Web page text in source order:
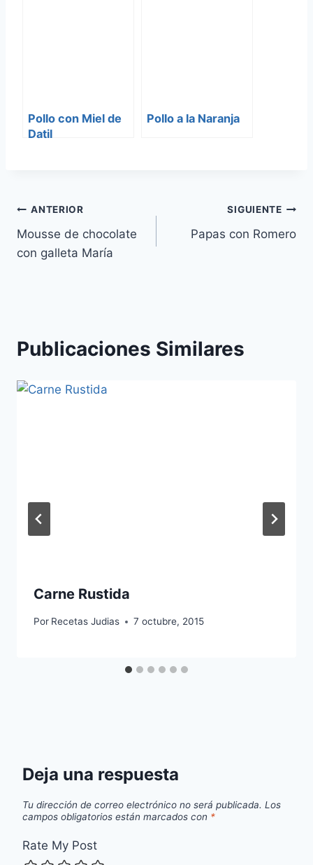
Pollo con Miel de
Datil
Pollo a la Naranja
Navegación
de
ANTERIOR
Mousse de chocolate
con galleta María
SIGUIENTE
Papas con Romero
Publicaciones Similares
Carne Rustida
Por Recetas Judias 7 octubre, 2015
Deja una respuesta
Tu dirección de correo electrónico no será publicada. Los
campos obligatorios están marcados con *
Rate My Post